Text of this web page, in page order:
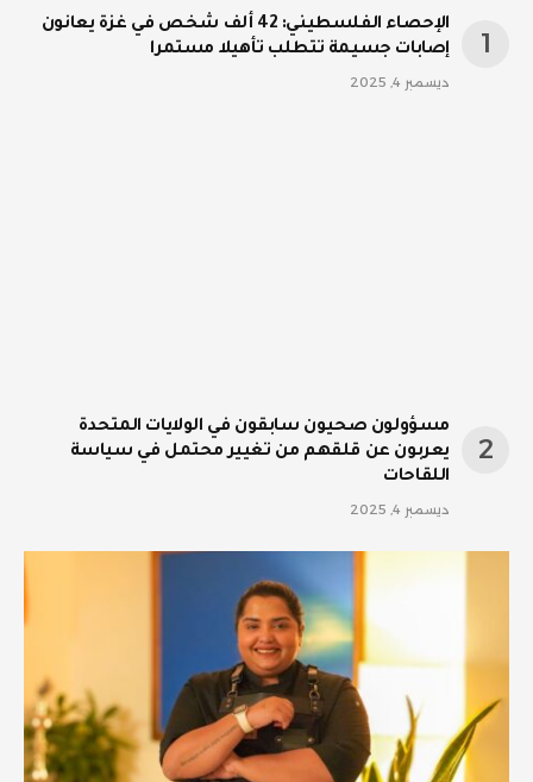
الإحصاء الفلسطيني: 42 ألف شخص في غزة يعانون
إصابات جسيمة تتطلب تأهيلا مستمرا
ديسمبر 4, 2025
مسؤولون صحيون سابقون في الولايات المتحدة
يعربون عن قلقهم من تغيير محتمل في سياسة
اللقاحات
ديسمبر 4, 2025